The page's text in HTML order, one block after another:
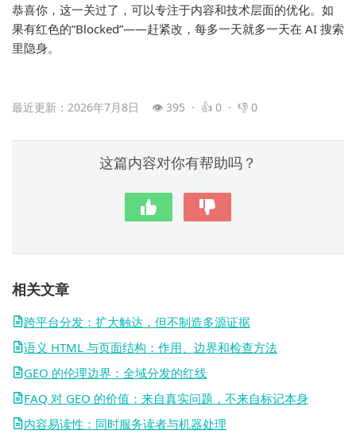
恭喜你，这一关过了，可以专注于内容和技术层面的优化。如
果有红色的”Blocked”——赶紧改，每多一天就多一天在 AI 搜索
里隐身。
最近更新：2026年7月8日 👁 395 · 👍 0 · 👎 0
这篇内容对你有帮助吗？
相关文章
跨平台分发：扩大触达，但不制造多源证据
语义 HTML 与页面结构：作用、边界和检查方法
GEO 的伦理边界：全域分发的红线
FAQ 对 GEO 的价值：来自真实问题，不来自标记本身
内容易读性：同时服务读者与机器处理